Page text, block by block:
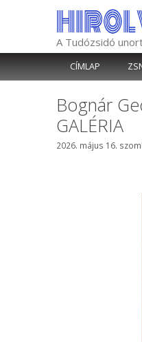
A Tudózsidó
CÍMLAP
Bognár
GALÉRIA
2026. május 16.